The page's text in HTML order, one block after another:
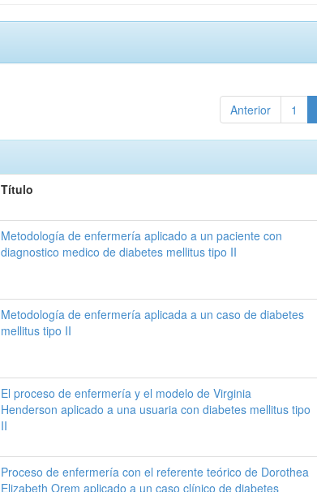
Anterior 1
Título
Metodología de enfermería aplicado a un paciente con
diagnostico medico de diabetes mellitus tipo II
Metodología de enfermería aplicada a un caso de diabetes
mellitus tipo II
El proceso de enfermería y el modelo de Virginia
Henderson aplicado a una usuaria con diabetes mellitus tipo
II
Proceso de enfermería con el referente teórico de Dorothea
Elizabeth Orem aplicado a un caso clínico de diabetes